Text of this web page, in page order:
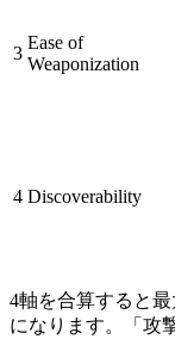
3
Ease of
Weaponization
4 Discoverability
4軸を合算すると
になります。「攻